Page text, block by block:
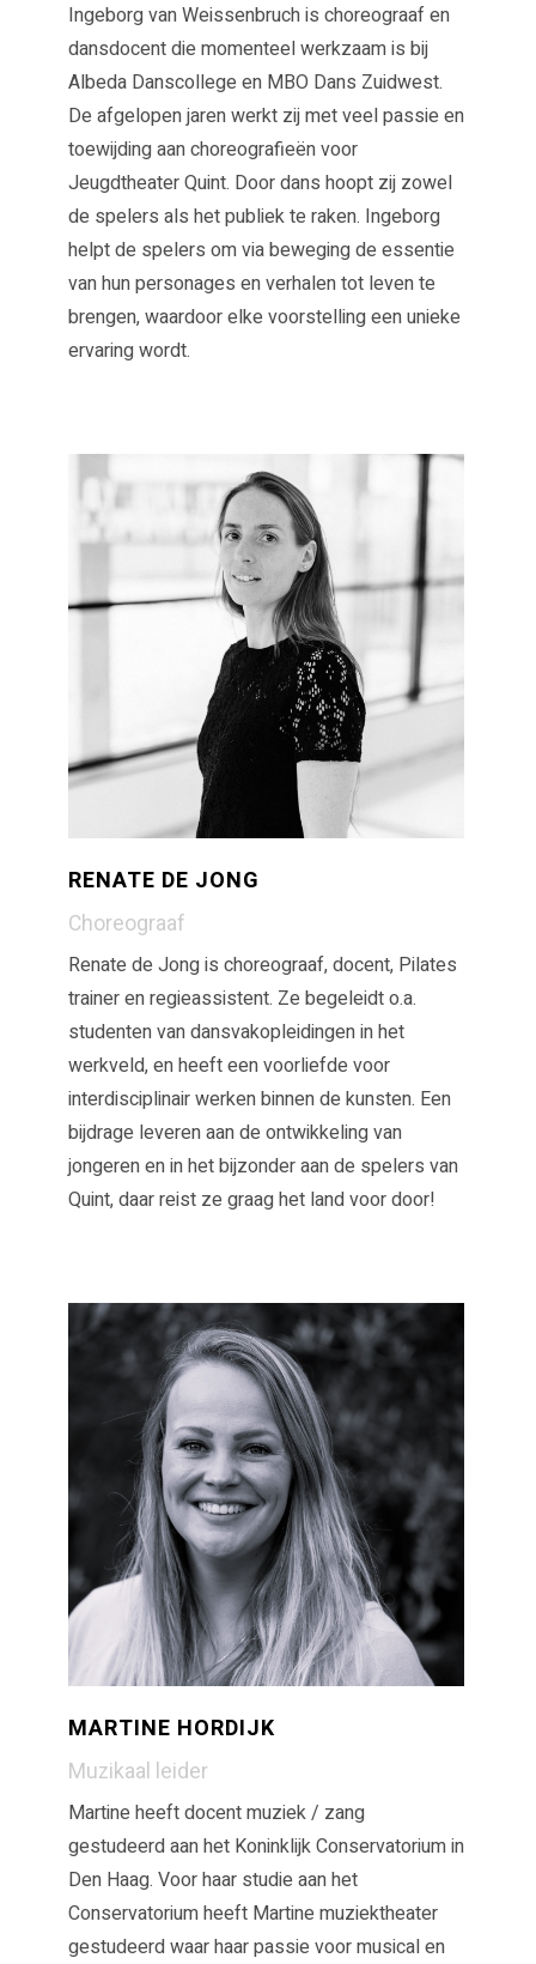
Ingeborg van Weissenbruch is choreograaf en
dansdocent die momenteel werkzaam is bij
Albeda Danscollege en MBO Dans Zuidwest.
De afgelopen jaren werkt zij met veel passie en
toewijding aan choreografieën voor
Jeugdtheater Quint. Door dans hoopt zij zowel
de spelers als het publiek te raken. Ingeborg
helpt de spelers om via beweging de essentie
van hun personages en verhalen tot leven te
brengen, waardoor elke voorstelling een unieke
ervaring wordt.
RENATE DE JONG
Choreograaf
Renate de Jong is choreograaf, docent, Pilates
trainer en regieassistent. Ze begeleidt o.a.
studenten van dansvakopleidingen in het
werkveld, en heeft een voorliefde voor
interdisciplinair werken binnen de kunsten. Een
bijdrage leveren aan de ontwikkeling van
jongeren en in het bijzonder aan de spelers van
Quint, daar reist ze graag het land voor door!
MARTINE HORDIJK
Muzikaal leider
Martine heeft docent muziek / zang
gestudeerd aan het Koninklijk Conservatorium in
Den Haag. Voor haar studie aan het
Conservatorium heeft Martine muziektheater
gestudeerd waar haar passie voor musical en